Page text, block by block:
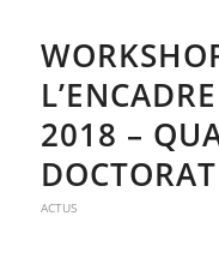
2018 –
DOCTORAT
ACTUS